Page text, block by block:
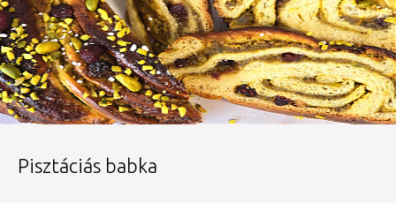
Pisztáciás babka